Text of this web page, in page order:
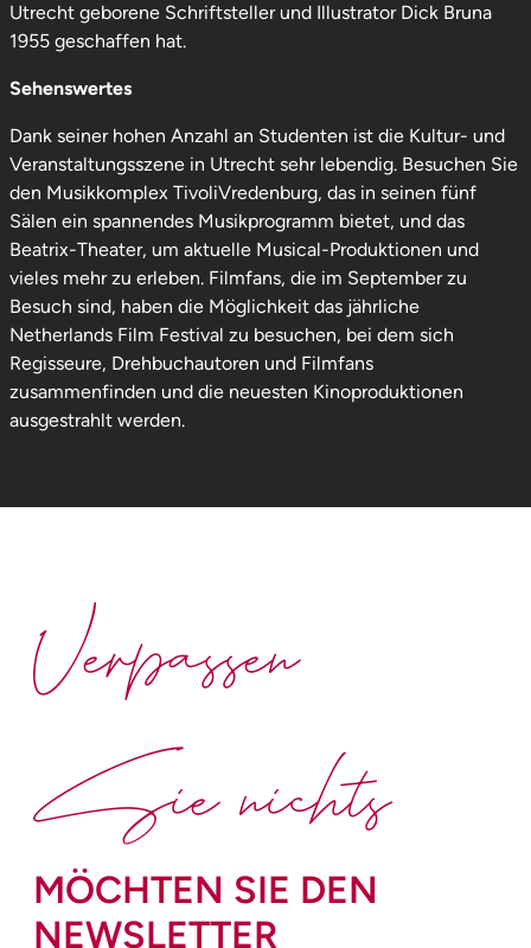
Utrecht geborene Schriftsteller und Illustrator Dick Bruna
1955 geschaffen hat.
Sehenswertes
Dank seiner hohen Anzahl an Studenten ist die Kultur- und
Veranstaltungsszene in Utrecht sehr lebendig. Besuchen Sie
den Musikkomplex TivoliVredenburg, das in seinen fünf
Sälen ein spannendes Musikprogramm bietet, und das
Beatrix-Theater, um aktuelle Musical-Produktionen und
vieles mehr zu erleben. Filmfans, die im September zu
Besuch sind, haben die Möglichkeit das jährliche
Netherlands Film Festival zu besuchen, bei dem sich
Regisseure, Drehbuchautoren und Filmfans
zusammenfinden und die neuesten Kinoproduktionen
ausgestrahlt werden.
MÖCHTEN SIE DEN
NEWSLETTER
Verpassen
Sie nichts